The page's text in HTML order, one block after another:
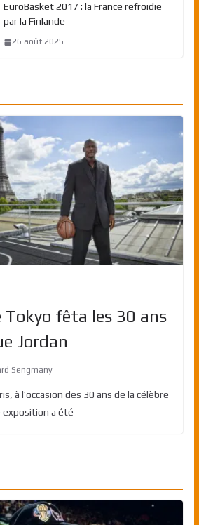
EuroBasket 2017 : la France refroidie
par la Finlande
26 août 2025
Tokyo fêta les 30 ans
Jordan
Sengmany
à l’occasion des 30 ans de la célèbre
exposition a été